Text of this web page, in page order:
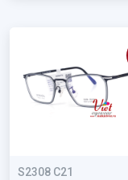
S2308 C21